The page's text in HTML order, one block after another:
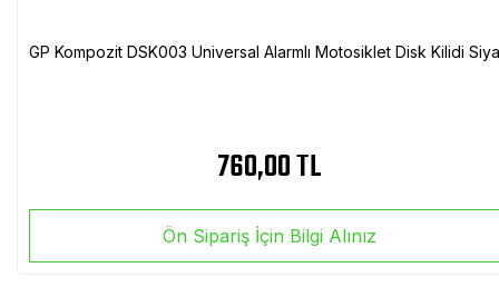
GP Kompozit DSK003 Universal Alarmlı Motosiklet Disk Kilidi
760,00 TL
Ön Sipariş İçin Bilgi Alınız